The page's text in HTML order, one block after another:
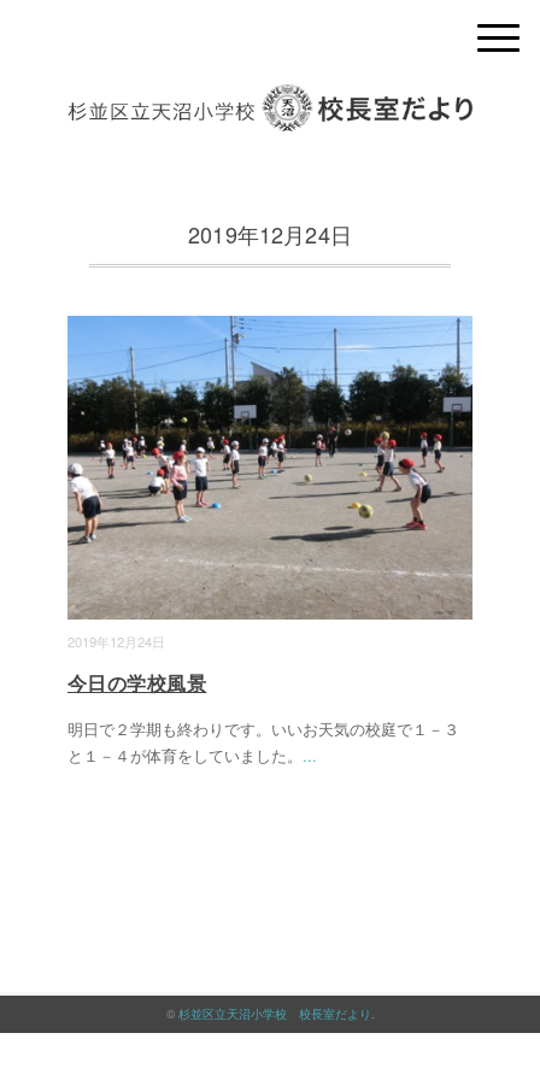
2019年12月24日
2019年12月24日
今日の学校風景
明日で２学期も終わりです。いいお天気の校庭で１－３
と１－４が体育をしていました。 ...
© 杉並区立天沼小学校 校長室だより .